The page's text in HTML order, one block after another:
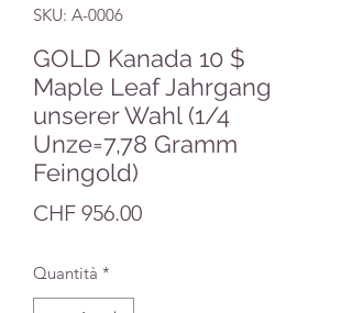
SKU: A-0006
GOLD Kanada 10 $
Maple Leaf Jahrgang
unserer Wahl (1/4
Unze=7,78 Gramm
Feingold)
CHF 956.00Prezzo
Quantità *